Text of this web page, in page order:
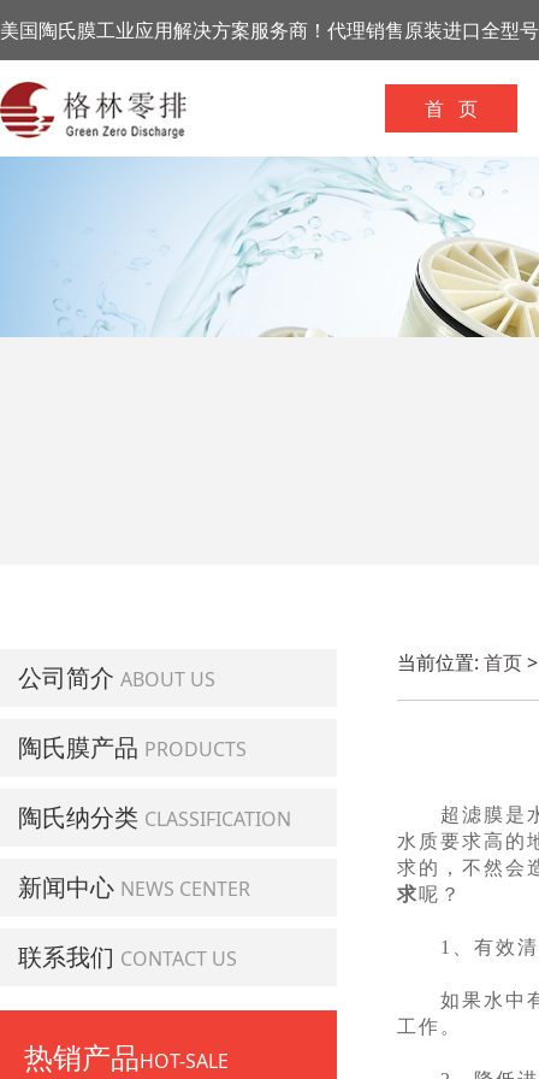
美国陶氏膜工业应用解决方案服务商！代理销售原装进口全型
首 页
公司简介 ABOUT US
陶氏膜产品 PRODUCTS
陶氏纳分类 CLASSIFICATION
新闻中心 NEWS CENTER
联系我们 CONTACT US
热销产品HOT-SALE
当前位置: 首页
超滤膜是水
水质要求高的
求的，不然会
求呢？
1、有效清
如果水中有
工作。